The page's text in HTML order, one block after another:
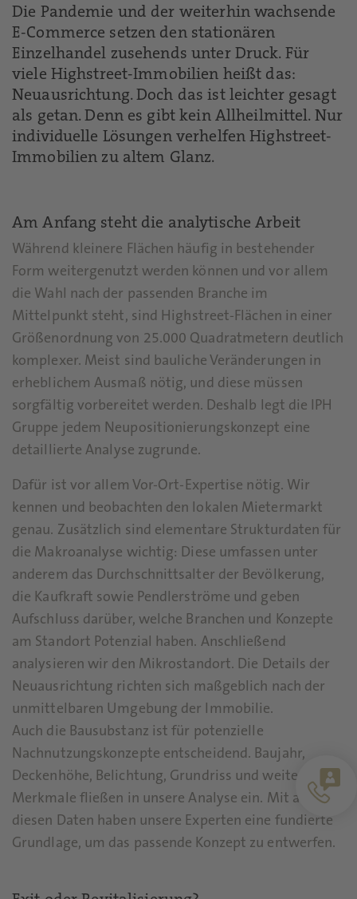
Die Pandemie und der weiterhin wachsende
E-Commerce setzen den stationären
Einzelhandel zusehends unter Druck. Für
viele Highstreet-Immobilien heißt das:
Neuausrichtung. Doch das ist leichter gesagt
als getan. Denn es gibt kein Allheilmittel. Nur
individuelle Lösungen verhelfen Highstreet-
Immobilien zu altem Glanz.
Am Anfang steht die analytische Arbeit
Während kleinere Flächen häufig in bestehender
Form weitergenutzt werden können und vor allem
die Wahl nach der passenden Branche im
Mittelpunkt steht, sind Highstreet-Flächen in einer
Größenordnung von 25.000 Quadratmetern deutlich
komplexer. Meist sind bauliche Veränderungen in
erheblichem Ausmaß nötig, und diese müssen
sorgfältig vorbereitet werden. Deshalb legt die IPH
Gruppe jedem Neupositionierungskonzept eine
detaillierte Analyse zugrunde.
Dafür ist vor allem Vor-Ort-Expertise nötig. Wir
kennen und beobachten den lokalen Mietermarkt
genau. Zusätzlich sind elementare Strukturdaten für
die Makroanalyse wichtig: Diese umfassen unter
anderem das Durchschnittsalter der Bevölkerung,
die Kaufkraft sowie Pendlerströme und geben
Aufschluss darüber, welche Branchen und Konzepte
am Standort Potenzial haben. Anschließend
analysieren wir den Mikrostandort. Die Details der
Neuausrichtung richten sich maßgeblich nach der
unmittelbaren Umgebung der Immobilie.
Auch die Bausubstanz ist für potenzielle
Nachnutzungskonzepte entscheidend. Baujahr,
Deckenhöhe, Belichtung, Grundriss und weitere
Merkmale fließen in unsere Analyse ein. Mit all
diesen Daten haben unsere Experten eine fundierte
Grundlage, um das passende Konzept zu entwerfen.